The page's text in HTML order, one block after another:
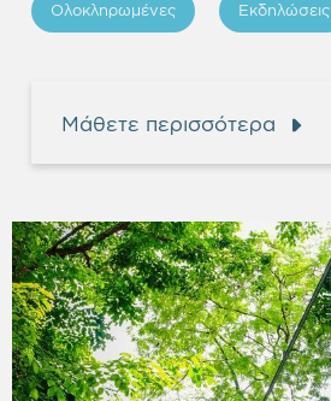
Ολοκληρωμένες Εκδηλώσεις
Μάθετε περισσότερα